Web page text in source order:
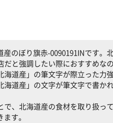
のぼり旗赤-0090191INです。
と強調したい際におすすめな
道産」の筆文字が際立った力
道産」の文字が筆文字で書か
、北海道産の食材を取り扱っ
す。